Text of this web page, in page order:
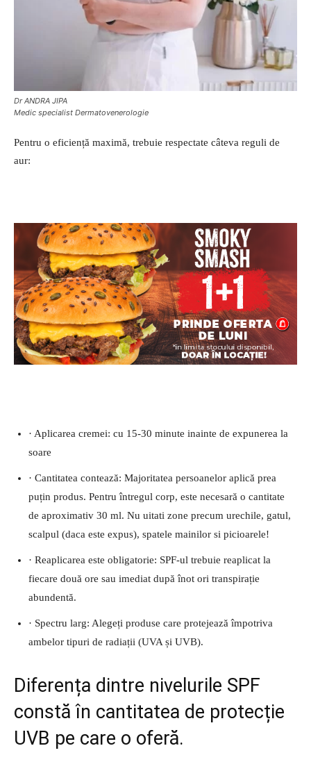
Dr ANDRA JIPA
Medic specialist Dermatovenerologie
Pentru o eficiență maximă, trebuie respectate câteva reguli de
aur:
· Aplicarea cremei: cu 15-30 minute inainte de expunerea la
soare
· Cantitatea contează: Majoritatea persoanelor aplică prea
puțin produs. Pentru întregul corp, este necesară o cantitate
de aproximativ 30 ml. Nu uitati zone precum urechile, gatul,
scalpul (daca este expus), spatele mainilor si picioarele!
· Reaplicarea este obligatorie: SPF-ul trebuie reaplicat la
fiecare două ore sau imediat după înot ori transpirație
abundentă.
· Spectru larg: Alegeți produse care protejează împotriva
ambelor tipuri de radiații (UVA și UVB).
Diferența dintre nivelurile SPF
constă în cantitatea de protecție
UVB pe care o oferă.